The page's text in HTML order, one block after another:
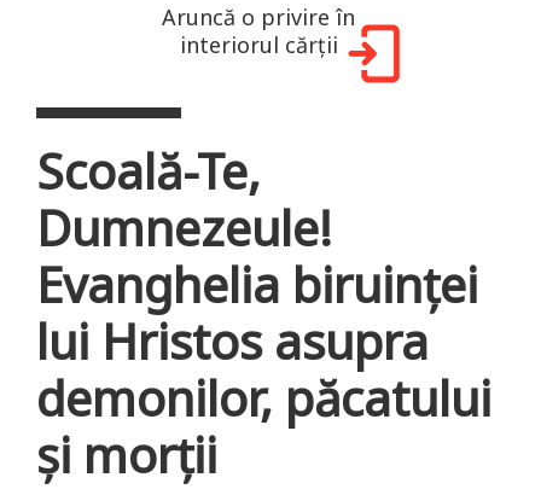
Aruncă o privire în
interiorul cărții
Scoală-Te,
Dumnezeule!
Evanghelia biruinței
lui Hristos asupra
demonilor, păcatului
și morții